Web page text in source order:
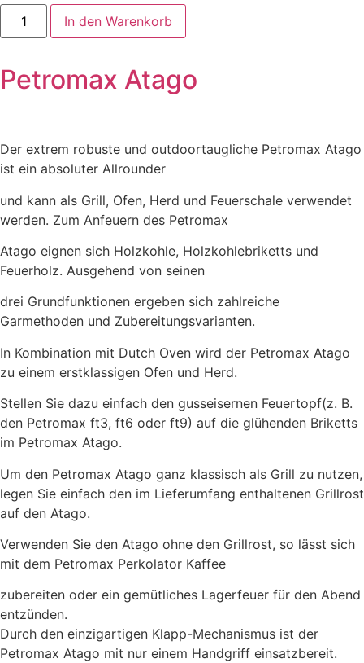
Petromax
Atago,
Outdoor
Grill,
Camping
In den Warenkorb
Petromax Atago
Der extrem robuste und outdoortaugliche Petromax Atago
ist ein absoluter Allrounder
und kann als Grill, Ofen, Herd und Feuerschale verwendet
werden. Zum Anfeuern des Petromax
Atago eignen sich Holzkohle, Holzkohlebriketts und
Feuerholz. Ausgehend von seinen
drei Grundfunktionen ergeben sich zahlreiche
Garmethoden und Zubereitungsvarianten.
In Kombination mit Dutch Oven wird der Petromax Atago
zu einem erstklassigen Ofen und Herd.
Stellen Sie dazu einfach den gusseisernen Feuertopf(z. B.
den Petromax ft3, ft6 oder ft9) auf die glühenden Briketts
im Petromax Atago.
Um den Petromax Atago ganz klassisch als Grill zu nutzen,
legen Sie einfach den im Lieferumfang enthaltenen Grillrost
auf den Atago.
Verwenden Sie den Atago ohne den Grillrost, so lässt sich
mit dem Petromax Perkolator Kaffee
zubereiten oder ein gemütliches Lagerfeuer für den Abend
entzünden.
Durch den einzigartigen Klapp-Mechanismus ist der
Petromax Atago mit nur einem Handgriff einsatzbereit.